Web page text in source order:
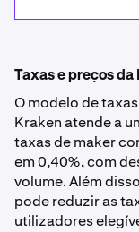
Taxas e preços da
O modelo de
Kraken atende a
taxas de maker
em 0,40%, com
volume. Além
pode reduzir as
utilizadores